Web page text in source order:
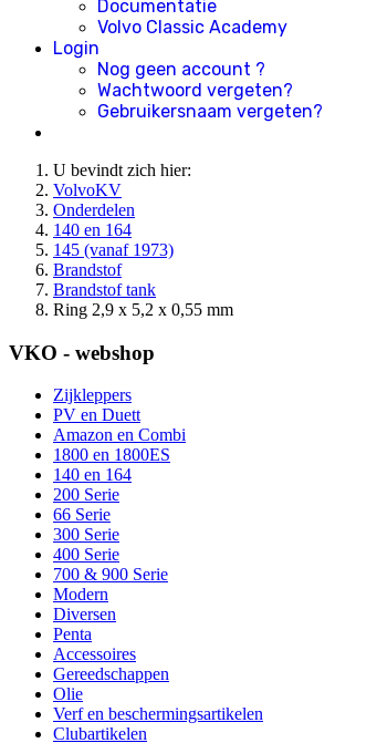
Documentatie
Volvo Classic Academy
Login
Nog geen account ?
Wachtwoord vergeten?
Gebruikersnaam vergeten?
U bevindt zich hier:
VolvoKV
Onderdelen
140 en 164
145 (vanaf 1973)
Brandstof
Brandstof tank
Ring 2,9 x 5,2 x 0,55 mm
VKO - webshop
Zijkleppers
PV en Duett
Amazon en Combi
1800 en 1800ES
140 en 164
200 Serie
66 Serie
300 Serie
400 Serie
700 & 900 Serie
Modern
Diversen
Penta
Accessoires
Gereedschappen
Olie
Verf en beschermingsartikelen
Clubartikelen